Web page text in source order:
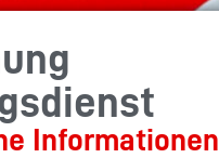
Informationen